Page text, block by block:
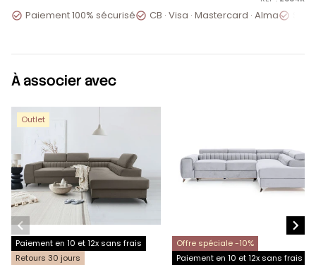
 Paiement 100% sécurisé CB · Visa · Mastercard · Alma
À associer avec
Outlet
Paiement en 10 et 12x sans frais
Retours 30 jours
Offre spéciale -10%
Paiement en 10 et 12x sans frais
 